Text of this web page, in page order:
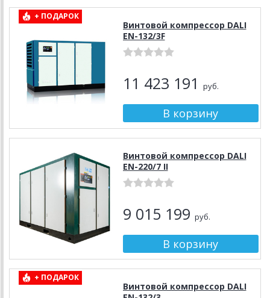
+ ПОДАРОК
Винтовой компрессор DALI
EN-132/3F
11 423 191 руб.
Винтовой компрессор DALI
EN-220/7 II
9 015 199 руб.
+ ПОДАРОК
Винтовой компрессор DALI